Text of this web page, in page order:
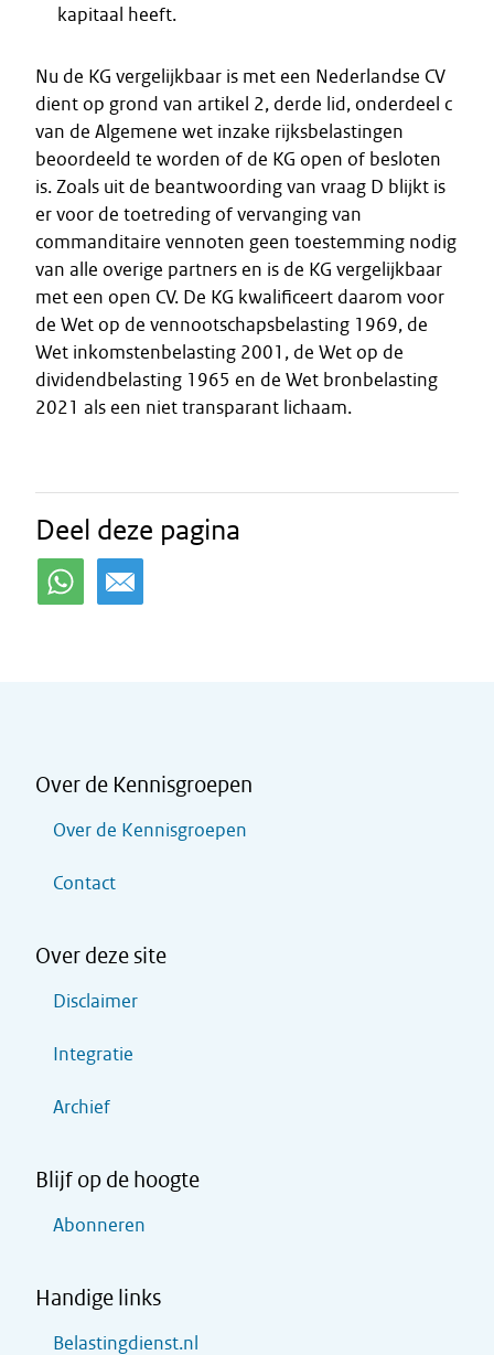
kapitaal heeft.
Nu de KG vergelijkbaar is met een Nederlandse CV
dient op grond van artikel 2, derde lid, onderdeel c
van de Algemene wet inzake rijksbelastingen
beoordeeld te worden of de KG open of besloten
is. Zoals uit de beantwoording van vraag D blijkt is
er voor de toetreding of vervanging van
commanditaire vennoten geen toestemming nodig
van alle overige partners en is de KG vergelijkbaar
met een open CV. De KG kwalificeert daarom voor
de Wet op de vennootschapsbelasting 1969, de
Wet inkomstenbelasting 2001, de Wet op de
dividendbelasting 1965 en de Wet bronbelasting
2021 als een niet transparant lichaam.
Deel deze pagina
Over de Kennisgroepen
Over de Kennisgroepen
Contact
Over deze site
Disclaimer
Integratie
Archief
Blijf op de hoogte
Abonneren
Handige links
Belastingdienst.nl